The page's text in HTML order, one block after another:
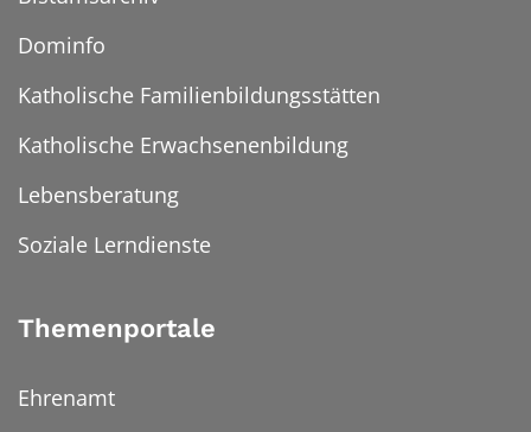
Dominfo
Katholische Familienbildungsstätten
Katholische Erwachsenenbildung
Lebensberatung
Soziale Lerndienste
Themenportale
Ehrenamt